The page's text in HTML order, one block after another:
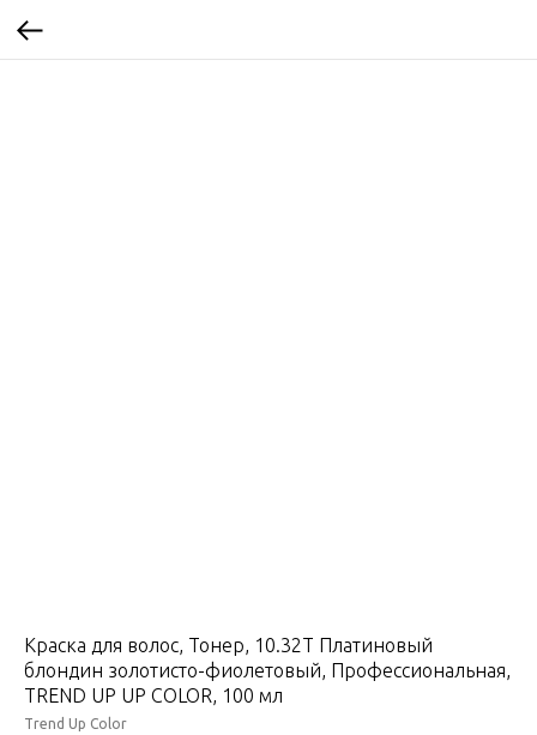
Краска для волос, Тонер, 10.32T Платиновый
блондин золотисто-фиолетовый, Профессиональная,
TREND UP UP COLOR, 100 мл
Trend Up Color